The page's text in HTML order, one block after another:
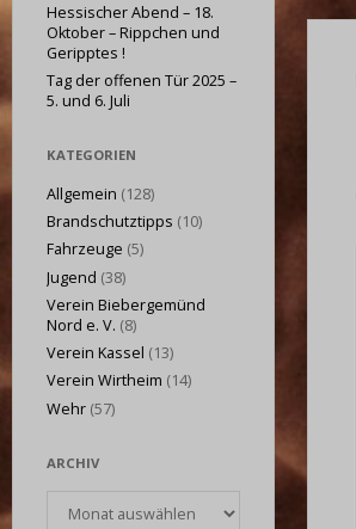
Hessischer Abend – 18.
Oktober – Rippchen und
Geripptes !
Tag der offenen Tür 2025 –
5. und 6. Juli
KATEGORIEN
Allgemein (128)
Brandschutztipps (10)
Fahrzeuge (5)
Jugend (38)
Verein Biebergemünd
Nord e. V. (8)
Verein Kassel (13)
Verein Wirtheim (14)
Wehr (57)
ARCHIV